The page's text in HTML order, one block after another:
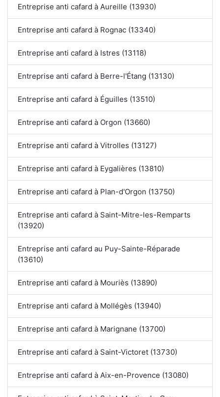
Entreprise anti cafard à Aureille (13930)
Entreprise anti cafard à Rognac (13340)
Entreprise anti cafard à Istres (13118)
Entreprise anti cafard à Berre-l'Étang (13130)
Entreprise anti cafard à Éguilles (13510)
Entreprise anti cafard à Orgon (13660)
Entreprise anti cafard à Vitrolles (13127)
Entreprise anti cafard à Eygalières (13810)
Entreprise anti cafard à Plan-d'Orgon (13750)
Entreprise anti cafard à Saint-Mitre-les-Remparts
(13920)
Entreprise anti cafard au Puy-Sainte-Réparade
(13610)
Entreprise anti cafard à Mouriès (13890)
Entreprise anti cafard à Mollégès (13940)
Entreprise anti cafard à Marignane (13700)
Entreprise anti cafard à Saint-Victoret (13730)
Entreprise anti cafard à Aix-en-Provence (13080)